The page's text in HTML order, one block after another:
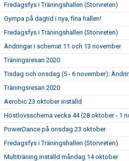
Fredagsfys i Träningshallen (Storvreten)
Gympa på dagtid i nya, fina hallen!
Fredagsfys i Träningshallen (Storvreten)
Ändringar i schemat 11 och 13 november
Träningsresan 2020
Tisdag och onsdag (5 - 6 november):
Träningsresan 2020
Aerobic 23 oktober inställd
Höstlovsschema vecka 44 (28 oktober - 1
PowerDance på onsdag 23 oktober
Fredagsfys i Träningshallen (Storvreten)
Multiträning inställd måndag 14 oktober